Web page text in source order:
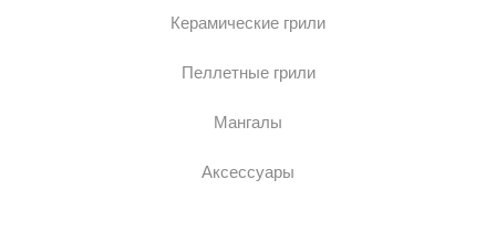
Керамические грили
Пеллетные грили
Мангалы
Аксессуары